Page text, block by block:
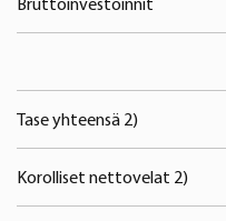
Tase yhteensä 2)
Korolliset nettovelat 2)